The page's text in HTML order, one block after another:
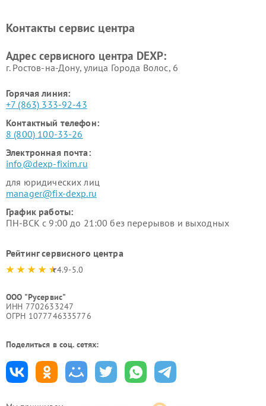
Ремонт серверов DEXP
Ремонт мини пк DEXP
Контакты сервис центра
Адрес сервисного центра DEXP:
г. Ростов-на-Дону, улица Города Волос, 6
Горячая линия:
+7 (863) 333-92-43
Контактный телефон:
8 (800) 100-33-26
Электронная почта:
info@dexp-fixim.ru
для юридических лиц
manager@fix-dexp.ru
График работы:
ПН-ВСК с 9:00 до 21:00 без перерывов и выходных
Рейтинг сервисного центра
4.9-5.0
ООО "Русервис"
ИНН 7702633247
ОГРН 1077746335776
Поделиться в соц. сетях: